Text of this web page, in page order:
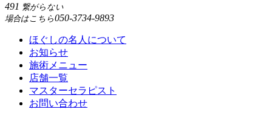
491 繋がらない
場合はこちら050-3734-9893
ほぐしの名人について
お知らせ
施術メニュー
店舗一覧
マスターセラピスト
お問い合わせ